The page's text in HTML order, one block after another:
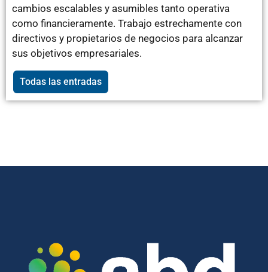
cambios escalables y asumibles tanto operativa
como financieramente. Trabajo estrechamente con
directivos y propietarios de negocios para alcanzar
sus objetivos empresariales.
Todas las entradas